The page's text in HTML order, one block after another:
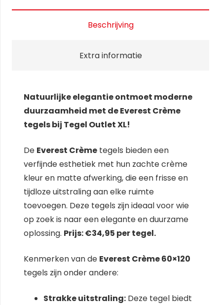
Beschrijving
Extra informatie
Natuurlijke elegantie ontmoet moderne
duurzaamheid met de Everest Crème
tegels bij Tegel Outlet XL!
De Everest Crème tegels bieden een
verfijnde esthetiek met hun zachte crème
kleur en matte afwerking, die een frisse en
tijdloze uitstraling aan elke ruimte
toevoegen. Deze tegels zijn ideaal voor wie
op zoek is naar een elegante en duurzame
oplossing. Prijs: €34,95 per tegel.
Kenmerken van de Everest Crème 60×120
tegels zijn onder andere:
Strakke uitstraling: Deze tegel biedt